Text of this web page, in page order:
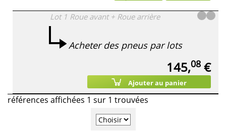
Lot 1 Roue avant + Roue arrière
Acheter des pneus par lots
145,08 €
Ajouter au panier
références affichées 1 sur 1 trouvées